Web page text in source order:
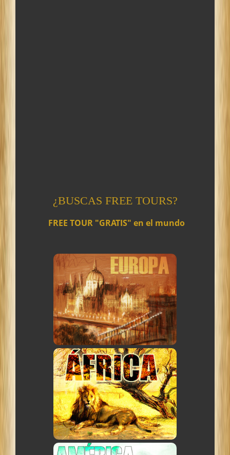
¿BUSCAS FREE TOURS?
FREE TOUR "GRATIS" en el mundo